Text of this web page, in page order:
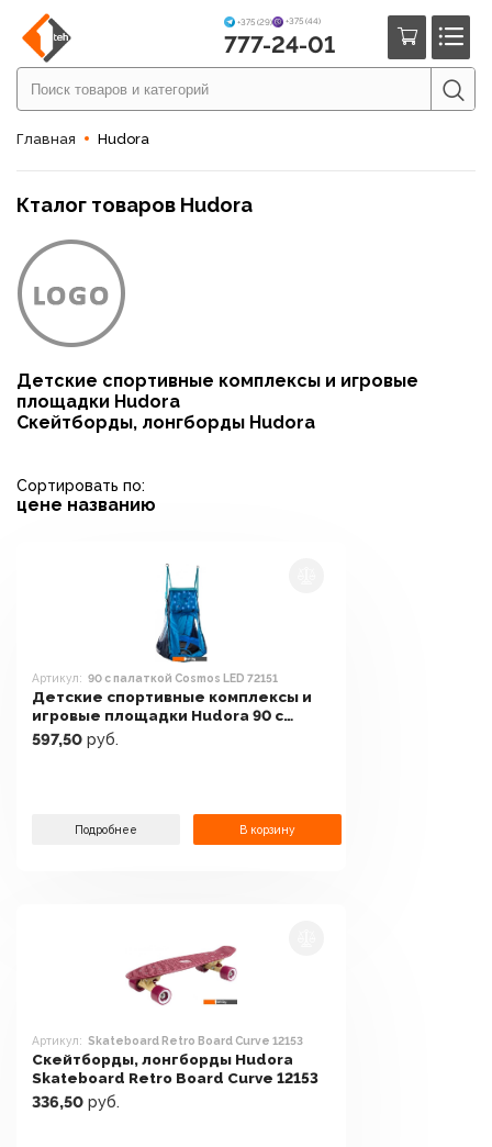
+375 (29) +375 (44)
777-24-01
Главная Hudora
Кталог товаров Hudora
Детские спортивные комплексы и игровые
площадки Hudora
Скейтборды, лонгборды Hudora
Сортировать по:
цене названию
Артикул: 90 с палаткой Cosmos LED 72151
Детские спортивные комплексы и
игровые площадки Hudora 90 с
палаткой Cosmos LED 72151
597,50 руб.
Подробнее В корзину
Артикул: Skateboard Retro Board Curve 12153
Скейтборды, лонгборды Hudora
Skateboard Retro Board Curve 12153
336,50 руб.